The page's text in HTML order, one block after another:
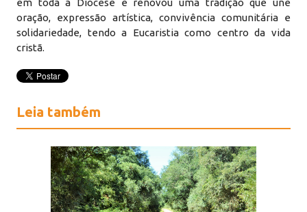
em toda a Diocese e renovou uma tradição que une
oração, expressão artística, convivência comunitária e
solidariedade, tendo a Eucaristia como centro da vida
cristã.
Leia também